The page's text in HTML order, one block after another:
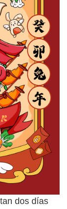
dos días